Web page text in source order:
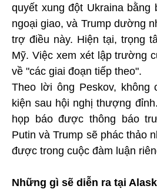
quyết xung đột Ukraina bằng
ngoại giao, và Trump dường
trợ điều này. Hiện tại, trọng
Mỹ. Việc xem xét lập trường
về "các giai đoạn tiếp theo".
Theo lời ông Peskov, không
kiện sau hội nghị thượng
họp báo được thông báo
Putin và Trump sẽ phác thảo
được trong cuộc đàm luận
Những gì sẽ diễn ra tại